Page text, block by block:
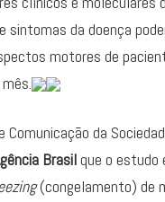
sintomas da doença
motores de
Comunicação da
Brasilque o estudo
(congelamento) de